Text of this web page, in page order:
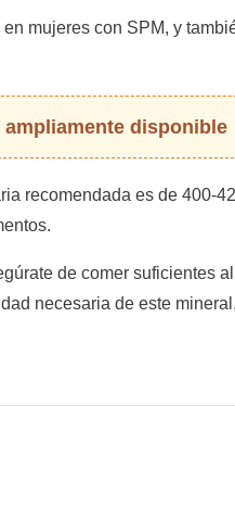
mujeres con SPM, y
disponible
recomendada es de 400-
de comer suficientes
necesaria de este